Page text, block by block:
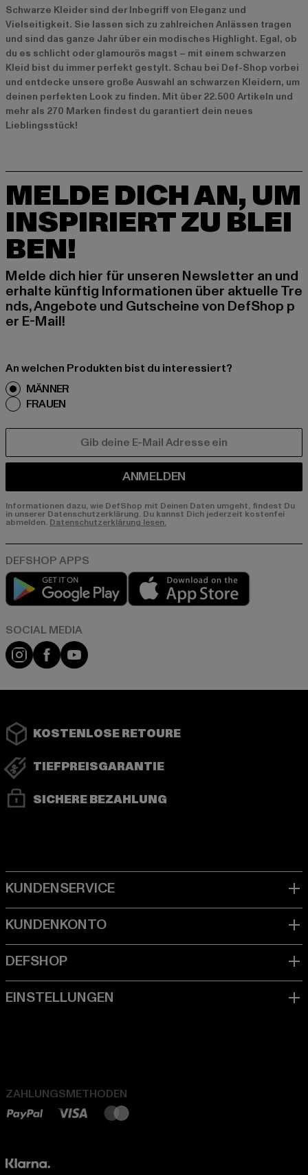
Schwarze Kleider sind der Inbegriff von Eleganz und
Vielseitigkeit. Sie lassen sich zu zahlreichen Anlässen tragen
und sind das ganze Jahr über ein modisches Highlight. Egal, ob
du es schlicht oder glamourös magst – mit einem schwarzen
Kleid bist du immer perfekt gestylt. Schau bei Def-Shop vorbei
und entdecke unsere große Auswahl an schwarzen Kleidern, um
deinen perfekten Look zu finden. Mit über 22.500 Artikeln und
mehr als 270 Marken findest du garantiert dein neues
Lieblingsstück!
MELDE DICH AN, UM
INSPIRIERT ZU BLEI
BEN!
Melde dich hier für unseren Newsletter an und
erhalte künftig Informationen über aktuelle Tre
nds, Angebote und Gutscheine von DefShop p
er E-Mail!
An welchen Produkten bist du interessiert?
MÄNNER
FRAUEN
ANMELDEN
Informationen dazu, wie DefShop mit Deinen Daten umgeht, findest Du
in unserer Datenschutzerklärung. Du kannst Dich jederzeit kostenfei
abmelden. Datenschutzerklärung lesen.
Play market
Instagram
FacebookYouTube
KOSTENLOSE RETOURE
TIEFPREISGARANTIE
SICHERE BEZAHLUNG
ZAHLUNGSMETHODEN